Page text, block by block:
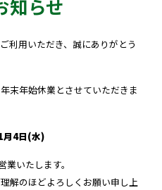
知らせ
利用いただき、誠にありがとう
末年始休業とさせていただきま
月4日(水)
いたします。
解のほどよろしくお願い申し上